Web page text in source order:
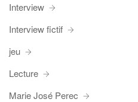
Interview
Interview fictif
jeu
Lecture
Marie José Perec